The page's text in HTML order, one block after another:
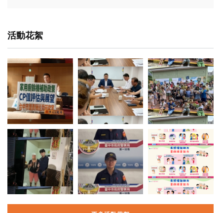
活動花絮